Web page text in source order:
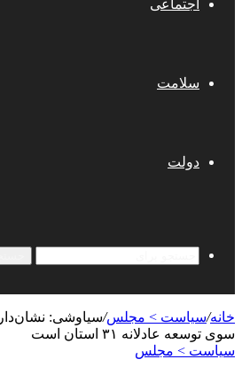
اجتماعی
سلامت
دولت
خانه/سیاست > مجلس/سیاوشی:
سوی توسعه عادلانه ۳۱ استان است
سیاست > مجلس